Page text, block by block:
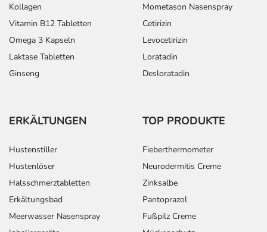
Kollagen
Vitamin B12 Tabletten
Omega 3 Kapseln
Laktase Tabletten
Ginseng
Mometason Nasenspray
Cetirizin
Levocetirizin
Loratadin
Desloratadin
ERKÄLTUNGEN
Hustenstiller
Hustenlöser
Halsschmerztabletten
Erkältungsbad
Meerwasser Nasenspray
TOP PRODUKTE
Fieberthermometer
Neurodermitis Creme
Zinksalbe
Pantoprazol
Fußpilz Creme